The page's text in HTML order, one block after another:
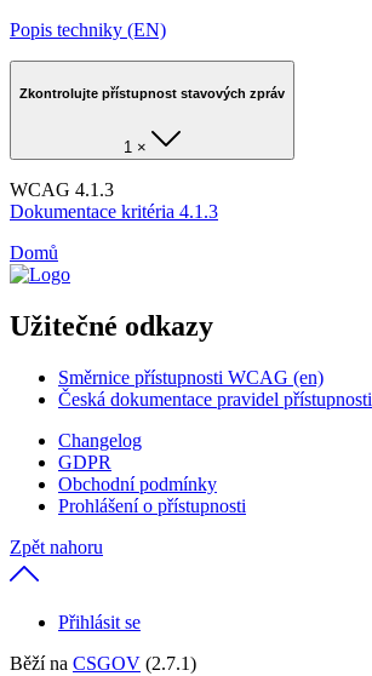
Popis techniky (EN)
Zkontrolujte přístupnost stavových zpráv
1 ×
WCAG 4.1.3
Dokumentace kritéria 4.1.3
Domů
Užitečné odkazy
Směrnice přístupnosti WCAG (en)
Česká dokumentace pravidel přístupnosti
Changelog
GDPR
Obchodní podmínky
Prohlášení o přístupnosti
Zpět nahoru
Přihlásit se
Běží na CSGOV (2.7.1)